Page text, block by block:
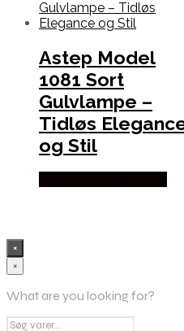
Astep Model
1081 Sort
Gulvlampe –
Tidløs
og Stil
×
×
What are you looking for?